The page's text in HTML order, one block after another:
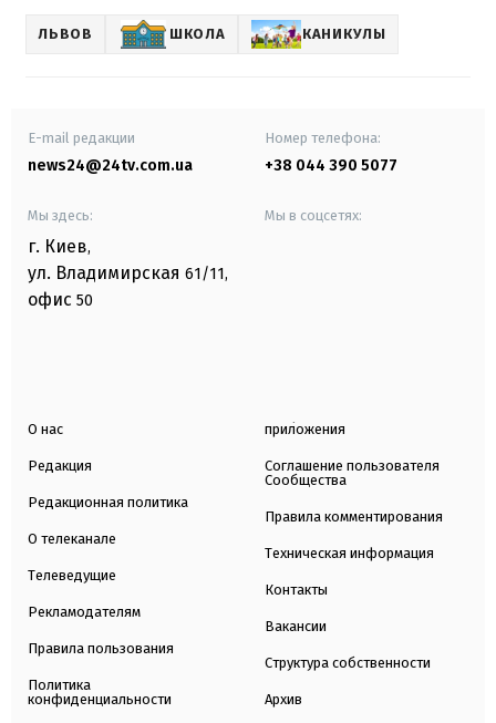
ЛЬВОВ ШКОЛА КАНИКУЛЫ
E-mail редакции
news24@24tv.com.ua
Номер телефона:
+38 044 390 5077
Мы здесь:
г. Киев,
ул. Владимирская 61/11,
офис 50
Мы в соцсетях:
О нас
Редакция
Редакционная политика
О телеканале
Телеведущие
Рекламодателям
Правила пользования
Политика
конфиденциальности
приложения
Соглашение пользователя
Сообщества
Правила комментирования
Техническая информация
Контакты
Вакансии
Структура собственности
Архив